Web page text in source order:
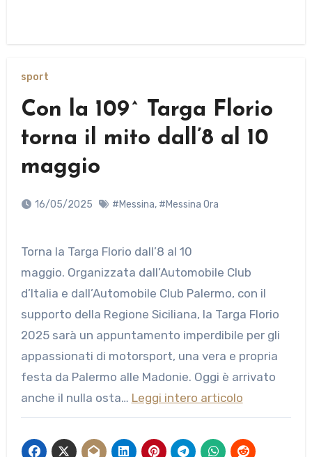
sport
Con la 109^ Targa Florio
torna il mito dall’8 al 10
maggio
16/05/2025 #Messina, #Messina Ora
Torna la Targa Florio dall’8 al 10
maggio. Organizzata dall’Automobile Club
d’Italia e dall’Automobile Club Palermo, con il
supporto della Regione Siciliana, la Targa Florio
2025 sarà un appuntamento imperdibile per gli
appassionati di motorsport, una vera e propria
festa da Palermo alle Madonie. Oggi è arrivato
anche il nulla osta… Leggi intero articolo